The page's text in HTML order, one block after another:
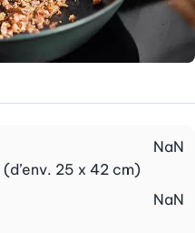
(d’env. 25 x 42 cm)
NaN
NaN